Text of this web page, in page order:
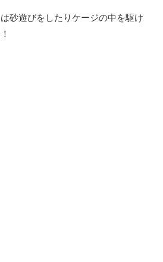
砂遊びをしたりケージの中を駆け